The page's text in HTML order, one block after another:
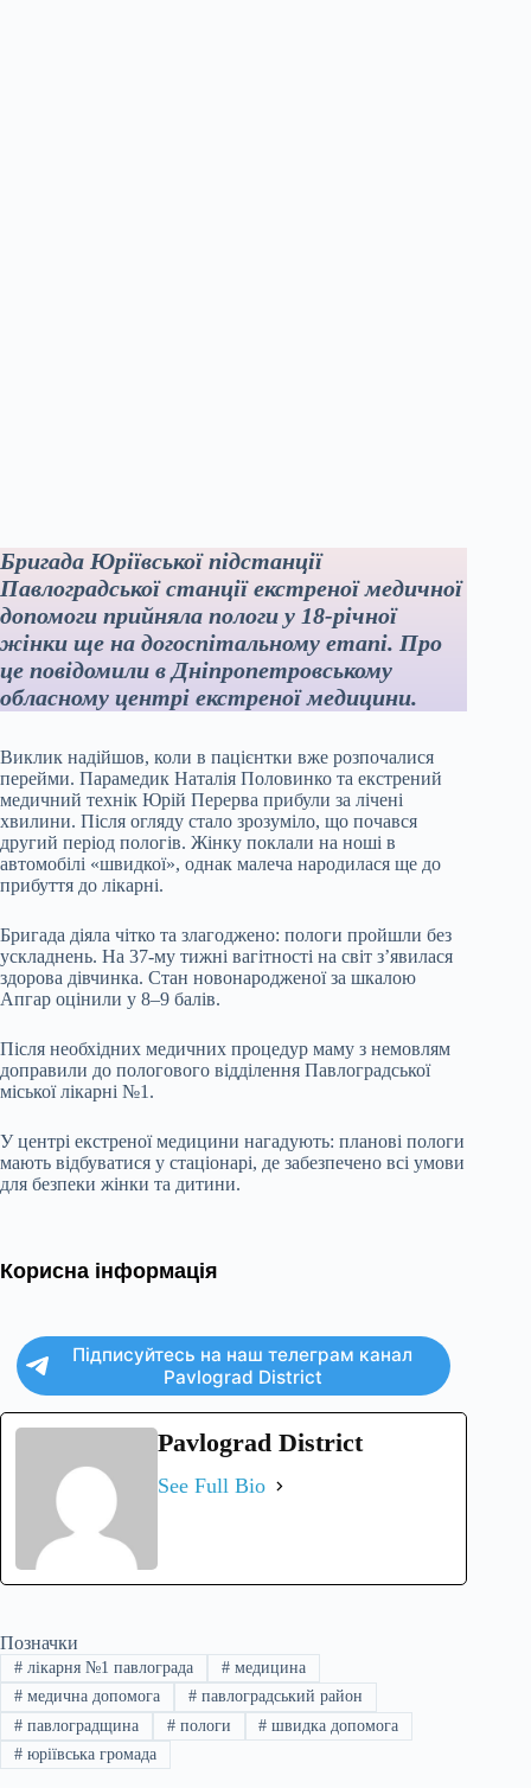
Бригада Юріївської підстанції
Павлоградської станції екстреної медичної
допомоги прийняла пологи у 18-річної
жінки ще на догоспітальному етапі. Про
це повідомили в Дніпропетровському
обласному центрі екстреної медицини.
Виклик надійшов, коли в пацієнтки вже розпочалися
перейми. Парамедик Наталія Половинко та екстрений
медичний технік Юрій Перерва прибули за лічені
хвилини. Після огляду стало зрозуміло, що почався
другий період пологів. Жінку поклали на ноші в
автомобілі «швидкої», однак малеча народилася ще до
прибуття до лікарні.
Бригада діяла чітко та злагоджено: пологи пройшли без
ускладнень. На 37-му тижні вагітності на світ з’явилася
здорова дівчинка. Стан новонародженої за шкалою
Апгар оцінили у 8–9 балів.
Після необхідних медичних процедур маму з немовлям
доправили до пологового відділення Павлоградської
міської лікарні №1.
У центрі екстреної медицини нагадують: планові пологи
мають відбуватися у стаціонарі, де забезпечено всі умови
для безпеки жінки та дитини.
Корисна інформація
Підписуйтесь на наш телеграм канал
Pavlograd District
Pavlograd District
See Full Bio
Позначки
#лікарня №1 павлограда #медицина
#медична допомога #павлоградський район
#павлоградщина #пологи # швидка допомога
#юріївська громада